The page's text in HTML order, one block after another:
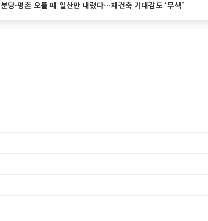
분당·평촌 오를 때 일산만 내렸다…재건축 기대감도 ‘무색’